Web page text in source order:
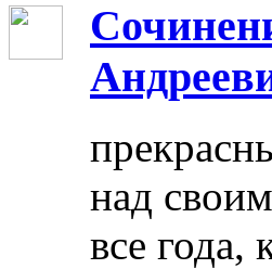
над
все года,